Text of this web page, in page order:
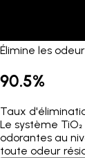
Élimine les
90.5%
Taux
Le système
odorantes au
toute odeur